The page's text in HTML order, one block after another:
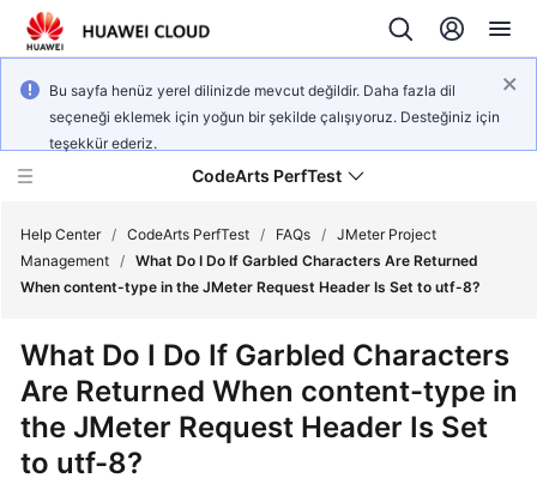
Bu sayfa henüz yerel dilinizde mevcut değildir. Daha fazla dil
seçeneği eklemek için yoğun bir şekilde çalışıyoruz. Desteğiniz için
teşekkür ederiz.
CodeArts PerfTest
Service
Overview
Billing
Help Center / CodeArts PerfTest / FAQs / JMeter Project
Management / What Do I Do If Garbled Characters Are Returned
When content-type in the JMeter Request Header Is Set to utf-8?
What Do I Do If Garbled Characters
Are Returned When content-type in
the JMeter Request Header Is Set
to utf-8?